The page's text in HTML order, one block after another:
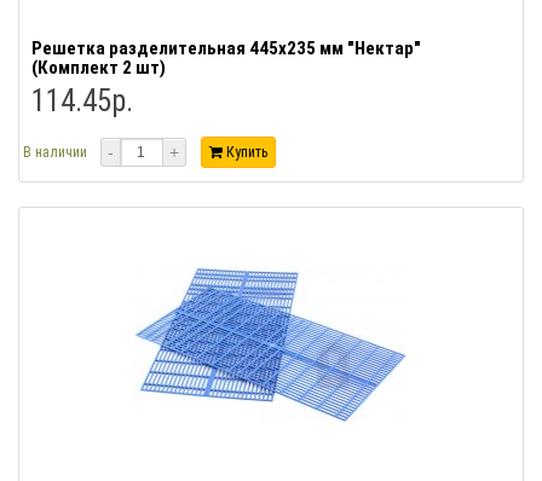
Решетка разделительная 445х235 мм "Нектар"
(Комплект 2 шт)
114.45р.
В наличии - + Купить